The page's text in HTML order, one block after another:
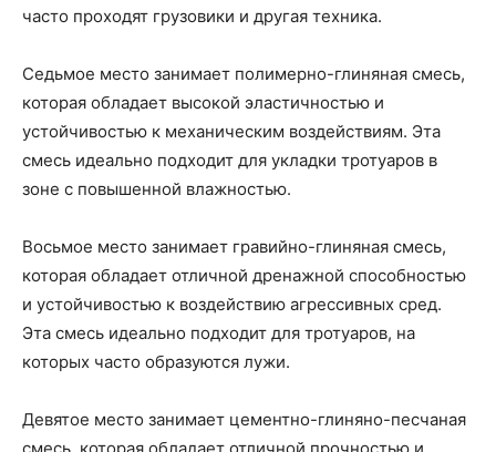
часто проходят грузовики и другая техника.
Седьмое место занимает полимерно-глиняная смесь,
которая обладает высокой эластичностью и
устойчивостью к механическим воздействиям. Эта
смесь идеально подходит для укладки тротуаров в
зоне с повышенной влажностью.
Восьмое место занимает гравийно-глиняная смесь,
которая обладает отличной дренажной способностью
и устойчивостью к воздействию агрессивных сред.
Эта смесь идеально подходит для тротуаров, на
которых часто образуются лужи.
Девятое место занимает цементно-глиняно-песчаная